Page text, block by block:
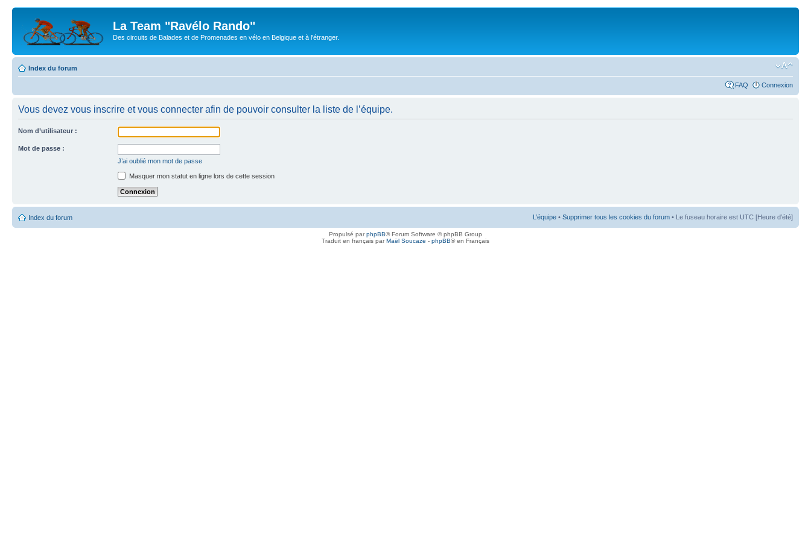
La Team "Ravélo Rando"
Des circuits de Balades et de Promenades en vélo en Belgique et à l'étranger.
Index du forum
FAQ Connexion
Vous devez vous inscrire et vous connecter afin de pouvoir consulter la liste de l’équipe.
Nom d’utilisateur :
Mot de passe :
J’ai oublié mon mot de passe
Masquer mon statut en ligne lors de cette session
Index du forum L’équipe • Supprimer tous les cookies du forum • Le fuseau horaire est UTC [Heure d’été]
Propulsé parphpBB® Forum Software © phpBB Group
Traduit en français parMaël Soucaze - phpBB® en Français